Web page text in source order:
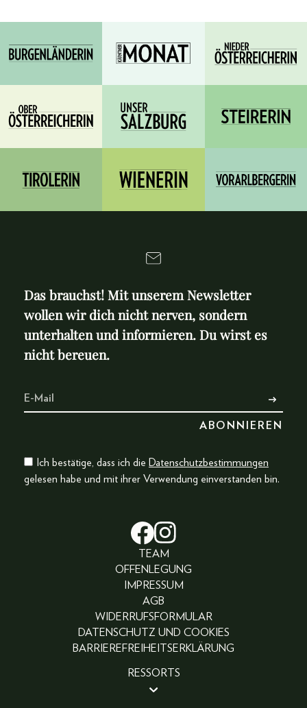
Das brauchst! Mit unserem Newsletter
wollen wir dich nicht nerven, sondern
unterhalten und informieren. Du wirst es
nicht bereuen.
Ich bestätige, dass ich die Datenschutzbestimmungen
gelesen habe und mit ihrer Verwendung einverstanden bin.
TEAM
OFFENLEGUNG
IMPRESSUM
AGB
WIDERRUFSFORMULAR
DATENSCHUTZ UND COOKIES
BARRIEREFREIHEITSERKLÄRUNG
RESSORTS